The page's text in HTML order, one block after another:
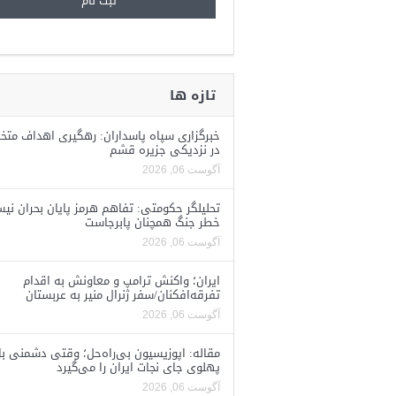
تازه ها
خبرگزاری سپاه پاسداران: رهگیری اهداف
در نزدیکی جزیره قشم
آگوست 06, 2026
تحلیلگر حکومتی: تفاهم هرمز پایان بحران
خطر جنگ همچنان پابرجاست
آگوست 06, 2026
ایران؛ واکنش ترامپ و معاونش به اقدام
تفرقه‌افکنان/سفر ژنرال منیر به عربستان
آگوست 06, 2026
مقاله: اپوزیسیون بی‌راه‌حل؛ وقتی دشمنی با
پهلوی جای نجات ایران را می‌گیرد
آگوست 06, 2026